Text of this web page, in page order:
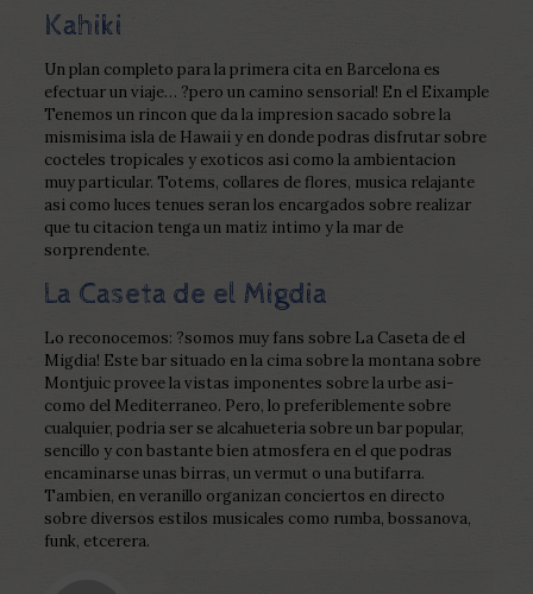
Kahiki
Un plan completo para la primera cita en Barcelona es
efectuar un viaje… ?pero un camino sensorial! En el Eixample
Tenemos un rincon que da la impresion sacado sobre la
mismisima isla de Hawaii y en donde podras disfrutar sobre
cocteles tropicales y exoticos asi­ como la ambientacion
muy particular. Totems, collares de flores, musica relajante
asi­ como luces tenues seran los encargados sobre realizar
que tu citacion tenga un matiz intimo y la mar de
sorprendente.
La Caseta de el Migdia
Lo reconocemos: ?somos muy fans sobre La Caseta de el
Migdia! Este bar situado en la cima sobre la montana sobre
Montjuic provee la vistas imponentes sobre la urbe asi­
como del Mediterraneo. Pero, lo preferiblemente sobre
cualquier, podri­a ser se alcahueteria sobre un bar popular,
sencillo y con bastante bien atmosfera en el que podras
encaminarse unas birras, un vermut o una butifarra.
Tambien, en veranillo organizan conciertos en directo
sobre diversos estilos musicales como rumba, bossanova,
funk, etcerera.